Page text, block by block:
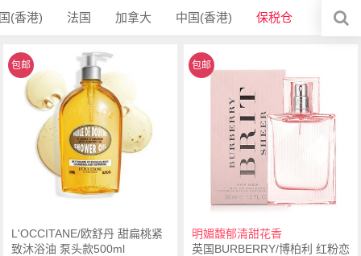
(香港) 法国 加拿大 中国(香港) 保税仓
包邮
L'OCCITANE/欧舒丹 甜扁桃紧
致沐浴油 泵头款500ml
包邮
明媚馥郁清甜花香
英国BURBERRY/博柏利 红粉恋